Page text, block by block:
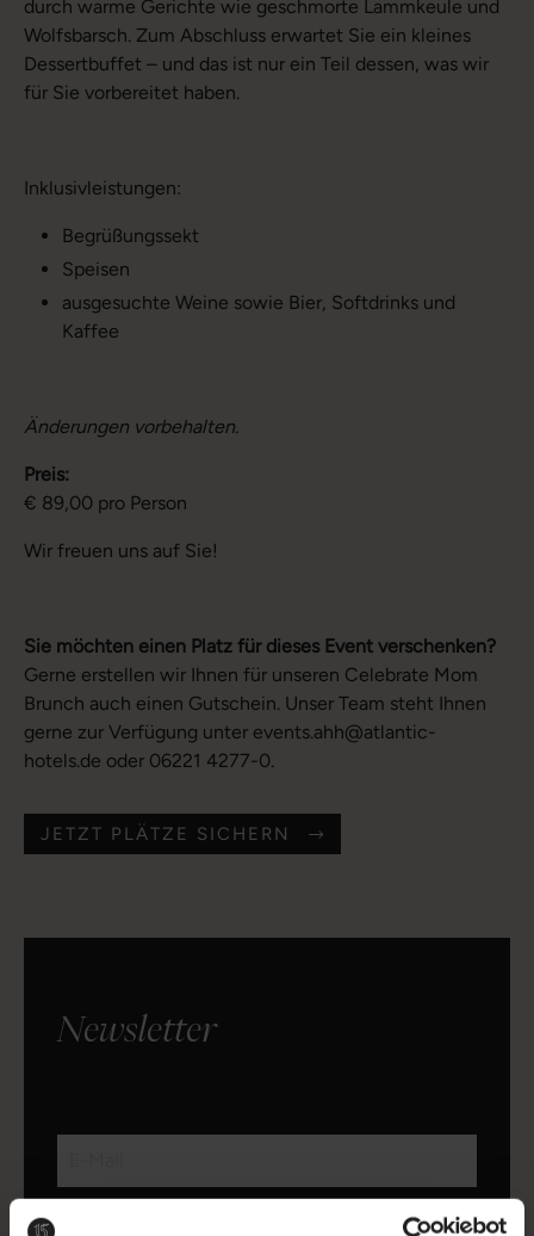
durch warme Gerichte wie geschmorte Lammkeule und
Wolfsbarsch. Zum Abschluss erwartet Sie ein kleines
Dessertbuffet – und das ist nur ein Teil dessen, was wir
für Sie vorbereitet haben.
Inklusivleistungen:
Begrüßungssekt
Speisen
ausgesuchte Weine sowie Bier, Softdrinks und
Kaffee
Änderungen vorbehalten.
Preis:
€ 89,00 pro Person
Wir freuen uns auf Sie!
Sie möchten einen Platz für dieses Event verschenken?
Gerne erstellen wir Ihnen für unseren Celebrate Mom
Brunch auch einen Gutschein. Unser Team steht Ihnen
gerne zur Verfügung unter events.ahh@atlantic-
hotels.de oder 06221 4277-0.
JETZT PLÄTZE SICHERN
Newsletter
gelesen und